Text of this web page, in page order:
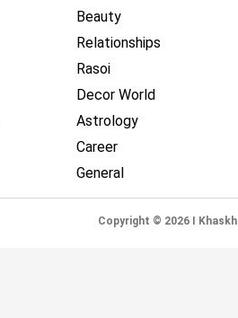
Beauty
Relationships
Rasoi
Decor World
Astrology
Career
General
Copyright © 2026 I